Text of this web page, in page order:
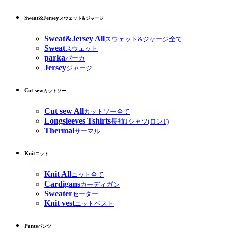
Sweat&Jerseyスウェット&ジャージ
Sweat&Jersey Allスウェット&ジャージ全て
Sweatスウェット
parkaパーカ
Jerseyジャージ
Cut sewカットソー
Cut sew Allカットソー全て
Longsleeves Tshirts長袖Tシャツ(ロンT)
Thermalサーマル
Knitニット
Knit Allニット全て
Cardigansカーディガン
Sweaterセーター
Knit vestニットベスト
Pantsパンツ